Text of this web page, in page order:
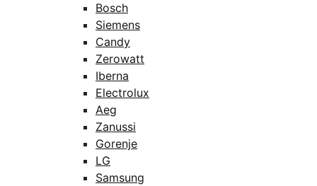
Bosch
Siemens
Candy
Zerowatt
Iberna
Electrolux
Aeg
Zanussi
Gorenje
LG
Samsung